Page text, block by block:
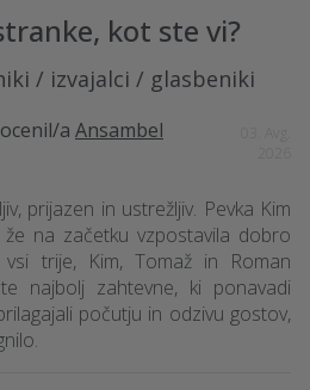
kot ste vi?
/ izvajalci / glasbeniki
a Ansambel
prijazen in ustrežljiv. Pevka Kim
na začetku vzpostavila dobro
trije, Kim, Tomaž in Roman
najbolj zahtevne, ki ponavadi
počutju in odzivu gostov,